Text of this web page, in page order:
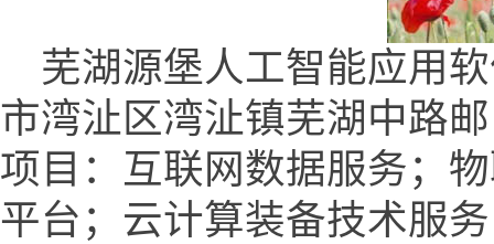
芜湖源堡人工智能应用
市湾沚区湾沚镇芜湖中路
项目：互联网数据服务；
平台；云计算装备技术服